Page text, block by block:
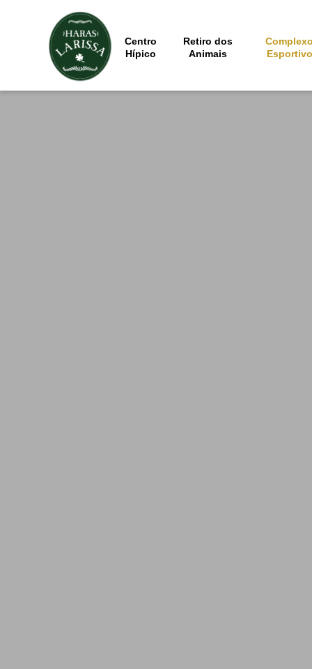
Centro
Hípico
Retiro dos
Animais
Esportivo